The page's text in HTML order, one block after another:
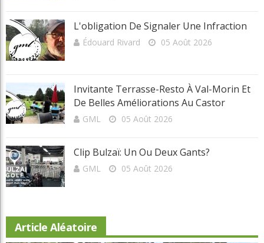
Clip Bulzaï: Un Ou Deux Gants?
GML
Article Aléatoire